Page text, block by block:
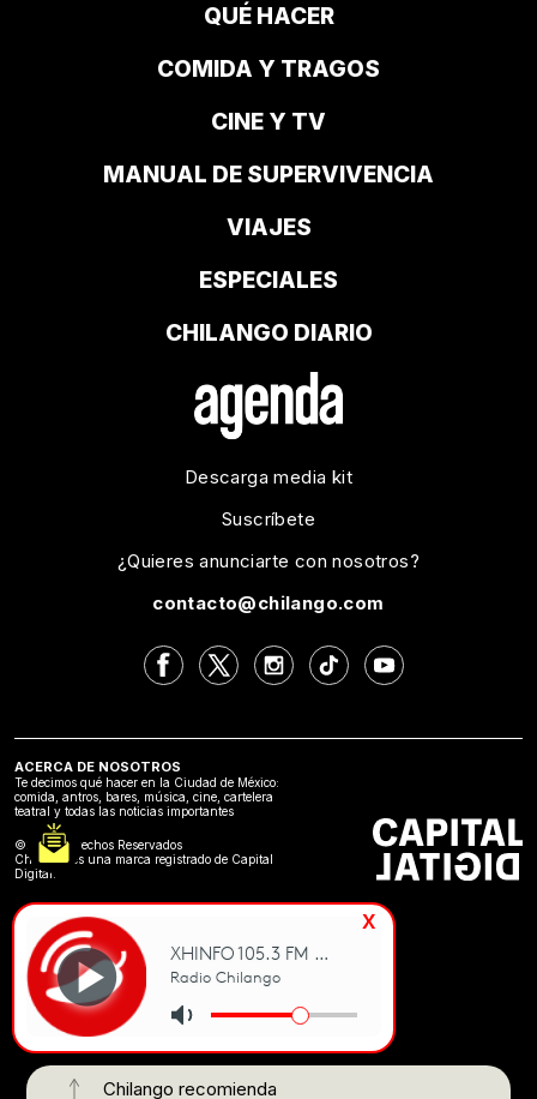
Chilango recomienda
QUÉ HACER
COMIDA Y TRAGOS
CINE Y TV
MANUAL DE SUPERVIVENCIA
VIAJES
ESPECIALES
CHILANGO DIARIO
Descarga media kit
Suscríbete
¿Quieres anunciarte con nosotros?
contacto@chilango.com
ACERCA DE NOSOTROS
Te decimos qué hacer en la Ciudad de México:
comida, antros, bares, música, cine, cartelera
teatral y todas las noticias importantes
©2024 Derechos Reservados
Chilango es una marca registrado de Capital
Digital.
x